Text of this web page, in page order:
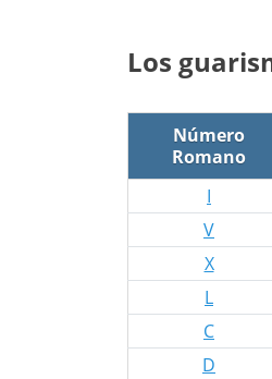
Los
Número
Romano
I
V
X
L
C
D